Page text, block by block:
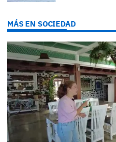
MÁS EN SOCIEDAD